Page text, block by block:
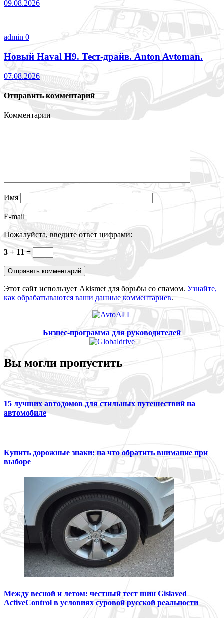
09.08.2026
admin 0
Новый Haval H9. Тест-драйв. Anton Avtoman.
07.08.2026
Отправить комментарий
Комментарии
Имя
E-mail
Пожалуйста, введите ответ цифрами:
3 + 11 =
Этот сайт использует Akismet для борьбы со спамом. Узнайте,
как обрабатываются ваши данные комментариев.
Бизнес-программа для руководителей
Вы могли пропустить
15 лучших автодомов для стильных путешествий на
автомобиле
Купить дорожные знаки: на что обратить внимание при
выборе
Между весной и летом: честный тест шин Gislaved
ActiveControl в условиях суровой русской реальности